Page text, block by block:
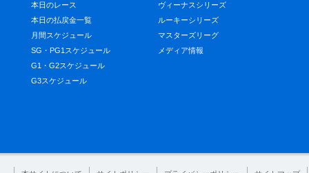
本日のレース
本日の払戻金一覧
月間スケジュール
SG・PG1スケジュール
G1・G2スケジュール
G3スケジュール
ヴィーナスシリーズ
ルーキーシリーズ
マスターズリーグ
メディア情報